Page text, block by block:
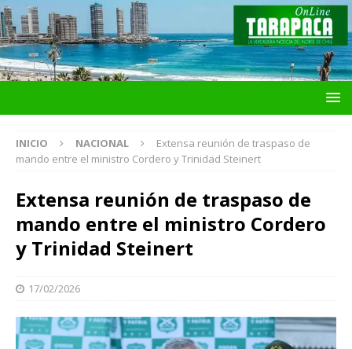
INICIO NACIONAL
Extensa reunión de traspaso de
mando entre el ministro Cordero y Trinidad Steinert
Extensa reunión de traspaso de
mando entre el ministro Cordero
y Trinidad Steinert
17/02/2026